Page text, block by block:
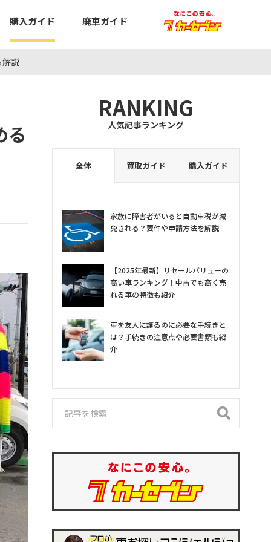
購入ガイド 廃車ガイド
解説
る
RANKING
人気記事ランキング
全体 買取ガイド 購入ガイド
家族に障害者がいると自動車税が減
免される？要件や申請方法を解説
【2025年最新】リセールバリューの
高い車ランキング！中古でも高く売
れる車の特徴も紹介
車を友人に譲るのに必要な手続きと
は？手続きの注意点や必要書類も紹
介